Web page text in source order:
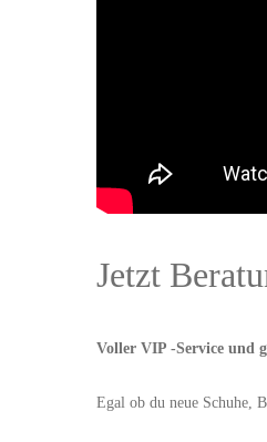
Jetzt
Voller VIP -Service und
Egal ob du neue Schuhe,